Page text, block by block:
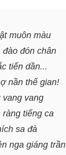
muôn màu
đón chân
tiến dần...
nần thế gian!
vang
tiếng ca
sa đà
nga giáng trần